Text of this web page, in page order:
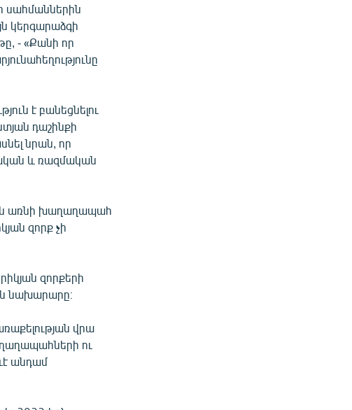
սահմաններին
կերգարաձգի
- «Քանի որ
է բանեցնելու
դաշինքի
նրան, որ
և ռազմական
առնի խաղաղապահ
զորք չի
զորքերի
նախարարը։
վրա
ու
անդամ